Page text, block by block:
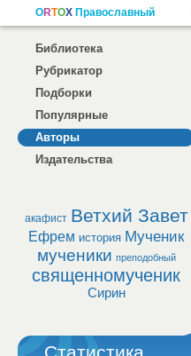
Библиотека
Рубрикатор
Подборки
Популярные
Авторы
Издательства
акафист Ветхий Завет
Ефрем история Мученик
мученики преподобный
священномученик
Сирин